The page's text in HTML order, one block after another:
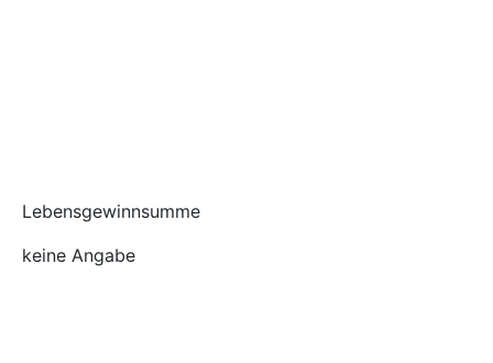
Lebensgewinnsumme
keine Angabe